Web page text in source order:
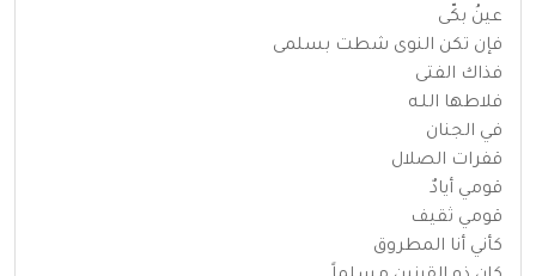
عينُ بكّى
فإن تكن النوى شطت بسلمى
فذاك الفتى
فلاطها اللـه
في الجنان
قفرات الصلال
قومي أيادٌ
قومي ثقيف
كأني أنا المطروق